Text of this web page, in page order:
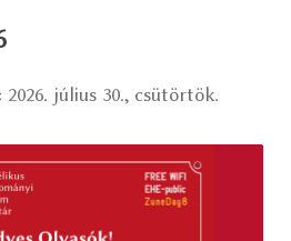
július 30., csütörtök.